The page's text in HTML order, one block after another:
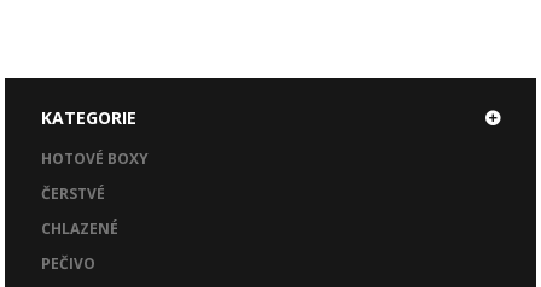
KATEGORIE
HOTOVÉ BOXY
ČERSTVÉ
CHLAZENÉ
PEČIVO